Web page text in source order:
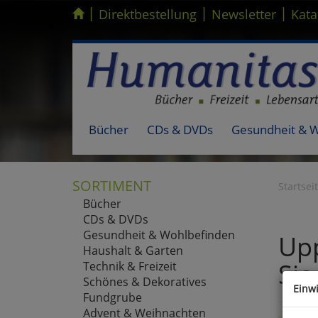
Kompletten Head der Seite überspringen
| Direktbestellung | Newsletter |
Bücher CDs & DVDs Gesundheit &
SORTIMENT
Bücher
CDs & DVDs
Gesundheit & Wohlbefinden
Haushalt & Garten
Technik & Freizeit
Schönes & Dekoratives
Fundgrube
Advent & Weihnachten